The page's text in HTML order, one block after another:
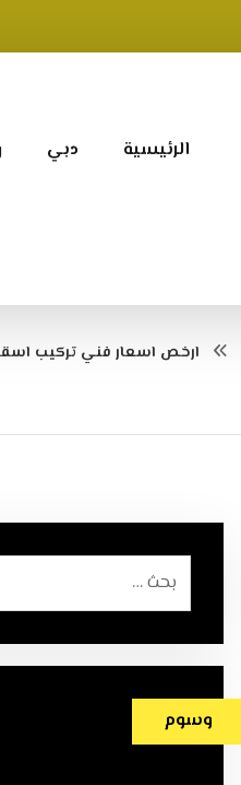
الرئيسية دبي
ارخص اسعار فني تركيب
وسوم